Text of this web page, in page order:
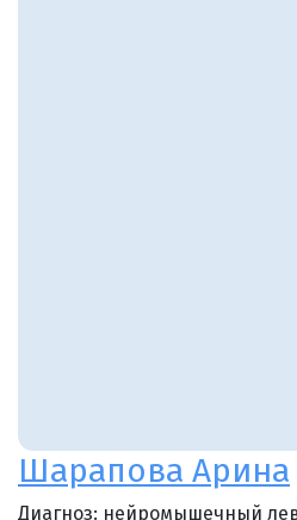
Шарапова Арина
Диагноз: нейромышечный